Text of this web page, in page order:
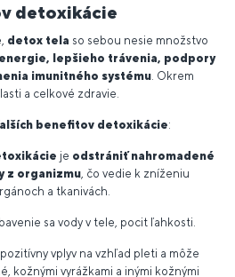
detoxikácie
detox tela so sebou nesie množstvo
lepšieho trávenia, podpory
imunitného systému . Okrem
a celkové zdravie.
benefitov detoxikácie:
je odstrániť nahromadené
z organizmu , čo vedie k zníženiu
a tkanivách.
sa vody v tele, pocit ľahkosti.
vplyv na vzhľad pleti a môže
kožnými vyrážkami a inými kožnými